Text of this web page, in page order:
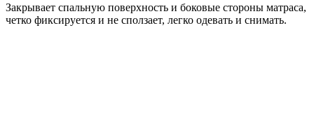
Закрывает спальную поверхность и боковые стороны матраса,
четко фиксируется и не сползает, легко одевать и снимать.